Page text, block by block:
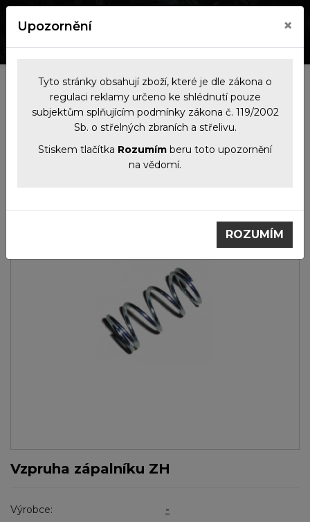
Kategorie
Náhradní
díly
Zápalníky
Vzpruha zápalníku
ZH
Vzpruha zápalníku ZH
Výrobce:
-
Upozornění ×
Tyto stránky obsahují zboží, které je dle zákona o
regulaci reklamy určeno ke shlédnutí pouze
subjektům splňujícím podmínky zákona č. 119/2002
Sb. o střelných zbraních a střelivu.
Stiskem tlačítka Rozumím beru toto upozornění
na vědomí.
ROZUMÍM